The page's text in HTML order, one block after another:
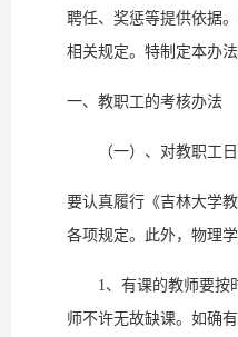
聘任、奖惩等提供依据
相关规定。特制定本办法
一、教职工的考核办法
（一）、对教职工日
要认真履行《吉林大学
各项规定。此外，物理学
1、有课的教师要按
师不许无故缺课。如确